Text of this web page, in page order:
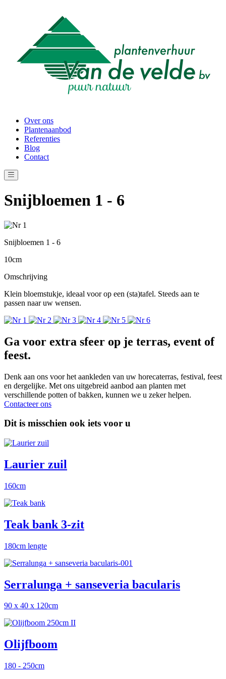
Over ons
Plantenaanbod
Referenties
Blog
Contact
Snijbloemen 1 - 6
Snijbloemen 1 - 6
10cm
Omschrijving
Klein bloemstukje, ideaal voor op een (sta)tafel. Steeds aan te
passen naar uw wensen.
Ga voor extra sfeer op je terras, event of
feest.
Denk aan ons voor het aankleden van uw horecaterras, festival, feest
en dergelijke. Met ons uitgebreid aanbod aan planten met
verschillende potten of bakken, kunnen we u zeker helpen.
Contacteer ons
Dit is misschien ook iets voor u
Laurier zuil
160cm
Teak bank 3-zit
180cm lengte
Serralunga + sanseveria bacularis
90 x 40 x 120cm
Olijfboom
180 - 250cm